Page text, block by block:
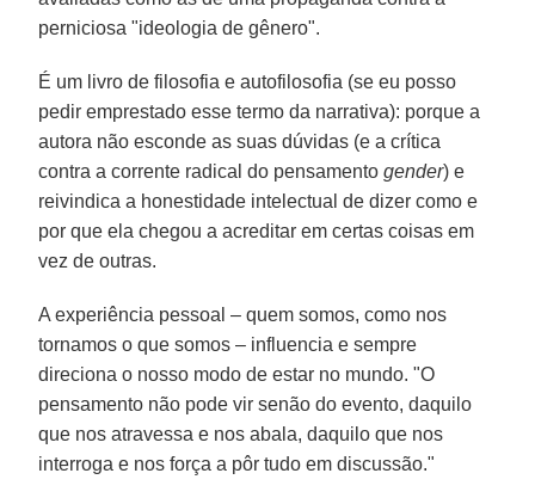
perniciosa "ideologia de gênero".
É um livro de filosofia e autofilosofia (se eu posso
pedir emprestado esse termo da narrativa): porque a
autora não esconde as suas dúvidas (e a crítica
contra a corrente radical do pensamentogender) e
reivindica a honestidade intelectual de dizer como e
por que ela chegou a acreditar em certas coisas em
vez de outras.
A experiência pessoal – quem somos, como nos
tornamos o que somos – influencia e sempre
direciona o nosso modo de estar no mundo. "O
pensamento não pode vir senão do evento, daquilo
que nos atravessa e nos abala, daquilo que nos
interroga e nos força a pôr tudo em discussão."